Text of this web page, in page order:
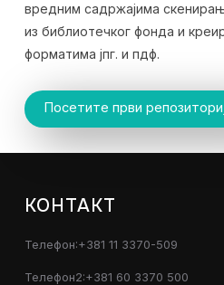
вредним садржајима
из библиотечког фонда и
форматима јпг. и пдф.
Посетите први
КОНТАКТ
Телефон:+381 11 3370-509
Телефон2:+381 60 3370 500